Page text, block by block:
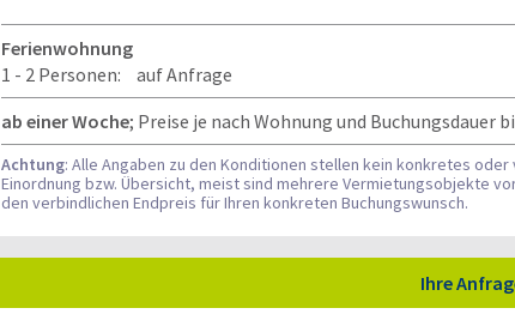
Ferienwohnung
1 - 2 Personen:
auf Anfrage
ab einer Woche; Preise je nach Wohnung und Buchungsdauer
Achtung: Alle Angaben zu den Konditionen stellen kein konkretes
Einordnung bzw. Übersicht, meist sind mehrere Vermietungsobjekte
den verbindlichen Endpreis für Ihren konkreten Buchungswunsch.
Ihre